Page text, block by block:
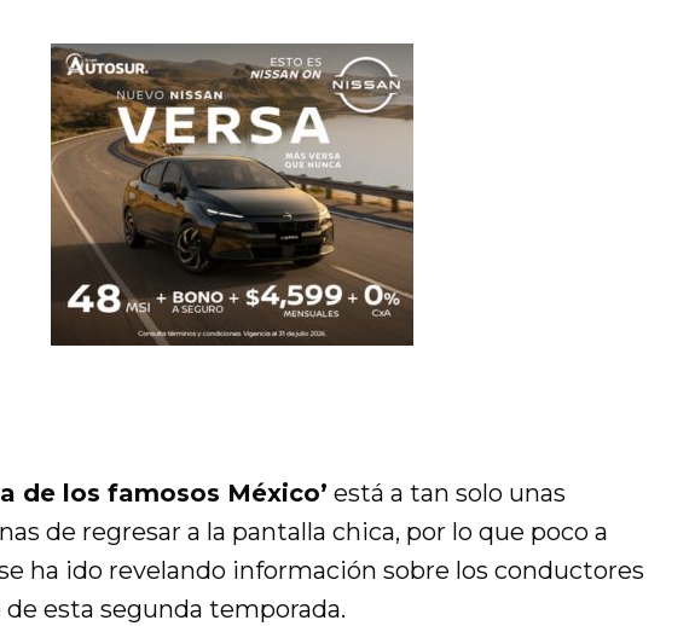
de los famosos México’ está a tan solo unas
de regresar a la pantalla chica, por lo que poco a
ha ido revelando información sobre los conductores
esta segunda temporada.